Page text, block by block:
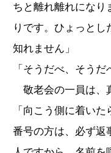
ちと離れ離れになり
りです。ひょっとし
知れません」
「そうだべ、そうだ
敬老会の一員は、
「向こう側に着い
番号の方は、必ず返